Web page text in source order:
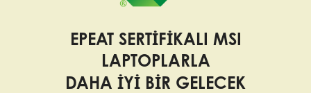
EPEAT SERTIFIKALI MSI
LAPTOPLARLA
DAHA İYI BIR GELECEK